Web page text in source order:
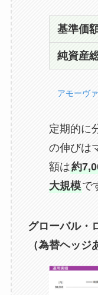
基準価
純資産
アモーヴ
定期的に
の伸びは
額は約
大規模で
グローバル・
（為替ヘッジ